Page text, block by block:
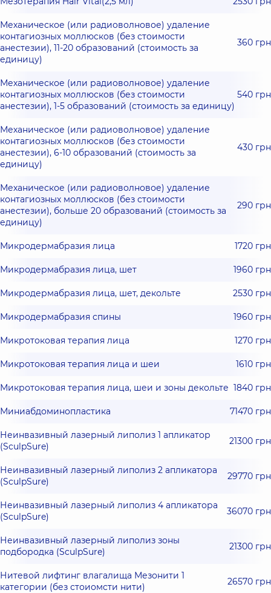
Механическое (или радиоволновое) удаление
контагиозных моллюсков (без стоимости
анестезии), 11-20 образований (стоимость за
единицу)
360 грн
Механическое (или радиоволновое) удаление
контагиозных моллюсков (без стоимости
анестезии), 1-5 образований (стоимость за единицу)
540 грн
Механическое (или радиоволновое) удаление
контагиозных моллюсков (без стоимости
анестезии), 6-10 образований (стоимость за
единицу)
430 грн
Механическое (или радиоволновое) удаление
контагиозных моллюсков (без стоимости
анестезии), больше 20 образований (стоимость за
единицу)
290 грн
Микродермабразия лица 1720 грн
Микродермабразия лица, шет 1960 грн
Микродермабразия лица, шет, декольте 2530 грн
Микродермабразия спины 1960 грн
Микротоковая терапия лица 1270 грн
Микротоковая терапия лица и шеи 1610 грн
Микротоковая терапия лица, шеи и зоны декольте 1840 грн
Миниабдоминопластика 71470 грн
Неинвазивный лазерный липолиз 1 апликатор
(SculpSure)
21300 грн
Неинвазивный лазерный липолиз 2 апликатора
(SculpSure)
29770 грн
Неинвазивный лазерный липолиз 4 апликатора
(SculpSure)
36070 грн
Неинвазивный лазерный липолиз зоны
подбородка (SculpSure)
21300 грн
Нитевой лифтинг влагалища Мезонити 1
категории (без стоиомсти нити)
26570 грн